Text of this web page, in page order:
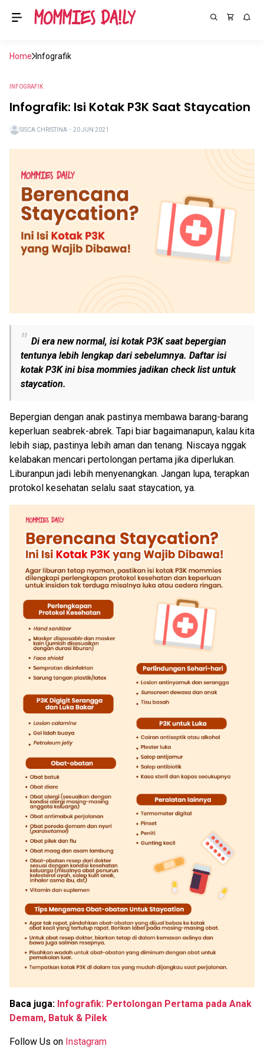
Home Infografik
INFOGRAFIK
Infografik: Isi Kotak P3K Saat Staycation
SISCA CHRISTINA ・ 20 JUN 2021
Di era new normal, isi kotak P3K saat bepergian
tentunya lebih lengkap dari sebelumnya. Daftar isi
kotak P3K ini bisa mommies jadikan check list untuk
staycation.
Bepergian dengan anak pastinya membawa barang-barang
keperluan seabrek-abrek. Tapi biar bagaimanapun, kalau kita
lebih siap, pastinya lebih aman dan tenang. Niscaya nggak
kelabakan mencari pertolongan pertama jika diperlukan.
Liburanpun jadi lebih menyenangkan. Jangan lupa, terapkan
protokol kesehatan selalu saat staycation, ya.
Baca juga: Infografik: Pertolongan Pertama pada Anak
Demam, Batuk & Pilek
Follow Us on Instagram